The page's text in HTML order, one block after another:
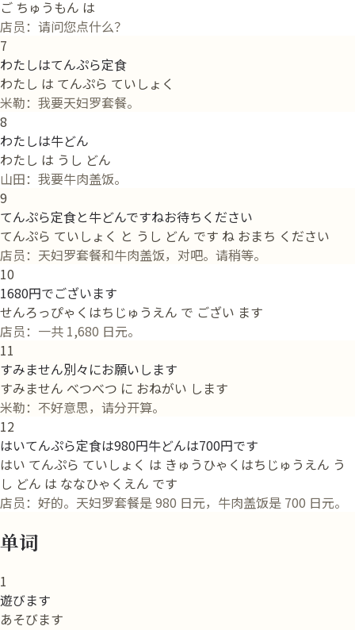
ご ちゅうもん は
店员：请问您点什么？
7
わたしはてんぷら定食
わたし は てんぷら ていしょく
米勒：我要天妇罗套餐。
8
わたしは牛どん
わたし は うし どん
山田：我要牛肉盖饭。
9
てんぷら定食と牛どんですねお待ちください
てんぷら ていしょく と うし どん です ね おまち ください
店员：天妇罗套餐和牛肉盖饭，对吧。请稍等。
10
1680円でございます
せんろっぴゃくはちじゅうえん で ござい ます
店员：一共 1,680 日元。
11
すみません別々にお願いします
すみません べつべつ に おねがい します
米勒：不好意思，请分开算。
12
はいてんぷら定食は980円牛どんは700円です
はい てんぷら ていしょく は きゅうひゃくはちじゅうえん う
し どん は ななひゃくえん です
店员：好的。天妇罗套餐是 980 日元，牛肉盖饭是 700 日元。
单词
1
遊びます
あそびます